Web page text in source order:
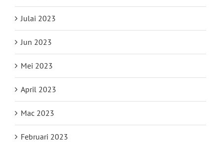
Julai 2023
Jun 2023
Mei 2023
April 2023
Mac 2023
Februari 2023